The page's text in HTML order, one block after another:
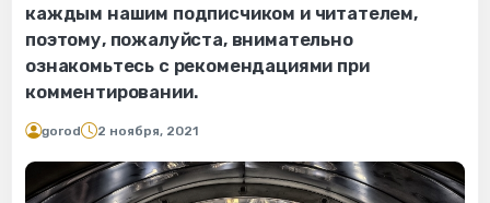
каждым нашим подписчиком и читателем,
поэтому, пожалуйста, внимательно
ознакомьтесь с рекомендациями при
комментировании.
gorod 2 ноября, 2021